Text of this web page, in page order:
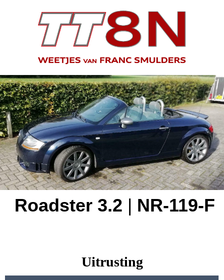
Roadster 3.2 | NR-119-F
Uitrusting